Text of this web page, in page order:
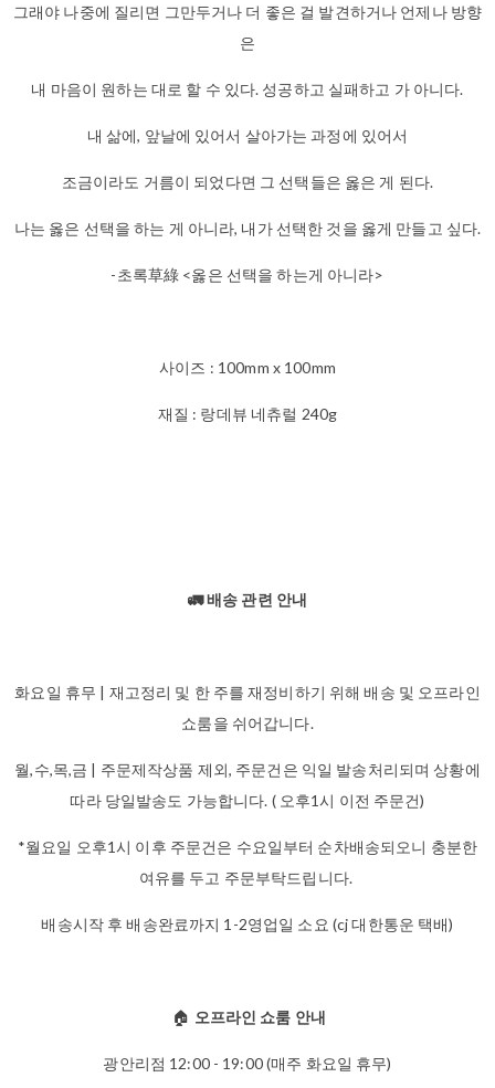
그래야 나중에 질리면 그만두거나 더 좋은 걸 발견하거나 언제나 방향
은
내 마음이 원하는 대로 할 수 있다. 성공하고 실패하고 가 아니다.
내 삶에, 앞날에 있어서 살아가는 과정에 있어서
조금이라도 거름이 되었다면 그 선택들은 옳은 게 된다.
나는 옳은 선택을 하는 게 아니라, 내가 선택한 것을 옳게 만들고 싶다.
-초록草綠 <옳은 선택을 하는게 아니라>
사이즈 : 100mm x 100mm
재질 : 랑데뷰 네츄럴 240g
🚛 배송 관련 안내
화요일 휴무 | 재고정리 및 한 주를 재정비하기 위해 배송 및 오프라인
쇼룸을 쉬어갑니다.
월,수,목,금 | 주문제작상품 제외, 주문건은 익일 발송처리되며 상황에
따라 당일발송도 가능합니다. ( 오후1시 이전 주문건)
*월요일 오후1시 이후 주문건은 수요일부터 순차배송되오니 충분한
여유를 두고 주문부탁드립니다.
배송시작 후 배송완료까지 1-2영업일 소요 (cj 대한통운 택배)
🏠 오프라인 쇼룸 안내
광안리점 12:00 - 19:00 (매주 화요일 휴무)